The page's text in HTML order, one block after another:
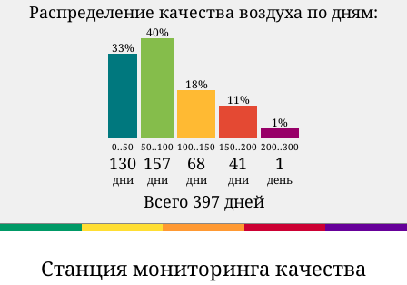
Распределение качества воздуха по дням:
33%
40%
18%
11%
1%
0..50 50..100 100..150 150..200 200..300
130 157 68 41 1
дни дни дни дни день
Всего 397 дней
Станция мониторинга качества